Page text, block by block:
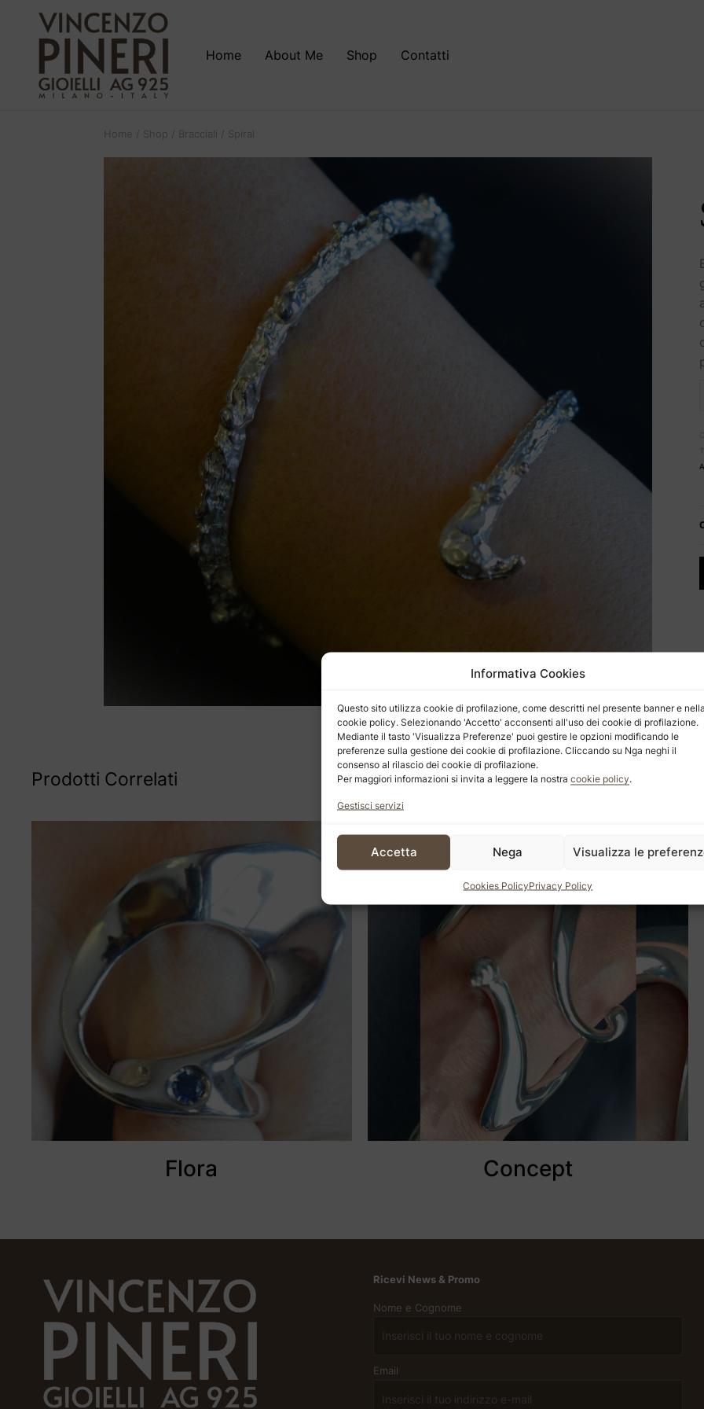
Informativa Cookies
Questo sito utilizza cookie di profilazione, come descritti nel presente banner e
cookie policy. Selezionando 'Accetto' acconsenti all'uso dei cookie di profilazione.
Mediante il tasto 'Visualizza Preferenze' puoi gestire le opzioni modificando le
preferenze sulla gestione dei cookie di profilazione. Cliccando su Nga neghi il
consenso al rilascio dei cookie di profilazione.
Per maggiori informazioni si invita a leggere la nostra cookie policy.
Gestisci servizi
Accetta Nega Visualizza le
Cookies PolicyPrivacy Policy
Home About Me Shop Contatti
Home Shop Bracciali / Spiral
Prodotti Correlati
Flora Concept
Ricevi News & Promo
Nome e Cognome
Email